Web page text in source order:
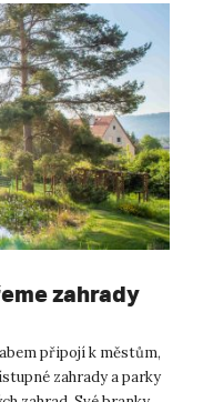
zahrady
připojí k městům,
zahrady a parky